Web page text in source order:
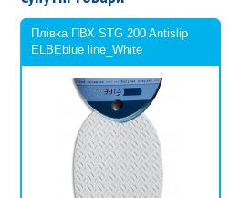
Плівка ПВХ STG 200 Antislip
ELBEblue line_White